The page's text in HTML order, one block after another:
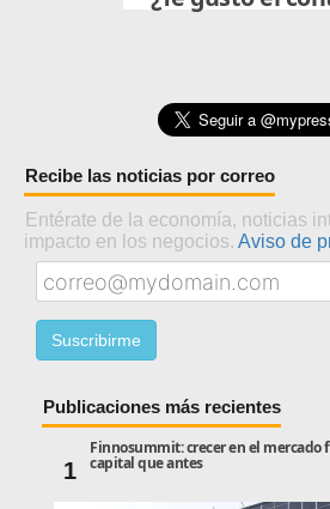
Recibe las noticias por correo
Entérate de la economía, noticias
impacto en los negocios. Aviso de
Publicaciones más recientes
1
Finnosummit: crecer en el mercado
capital que antes